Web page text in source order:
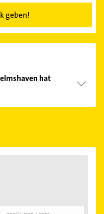
geben!
hat
alleÖffnungszeiten.